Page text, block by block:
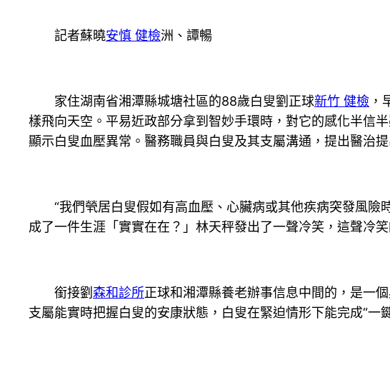
記者蘇曉安慎 健檢洲、譚暢
家住湖南省湘潭縣城塘社區的88歲白叟劉正球新竹 健檢 ，
樣飛向天空。平易近政部分拿到智妙手環時，對它的感化半
顯示白叟血壓異常。醫務職員與白叟及其支屬溝通，提出醫治提
“我們煢居白叟假如有高血壓、心臟病或其他疾病突發風險
成了一件生涯「實實在在？」林天秤發出了一聲冷笑，這聲冷
銜接劉森和診所正球和湘潭縣養老辦事信息中間的，是一
支屬能實時把握白叟的安康狀態，白叟在緊迫情形下能完成“一